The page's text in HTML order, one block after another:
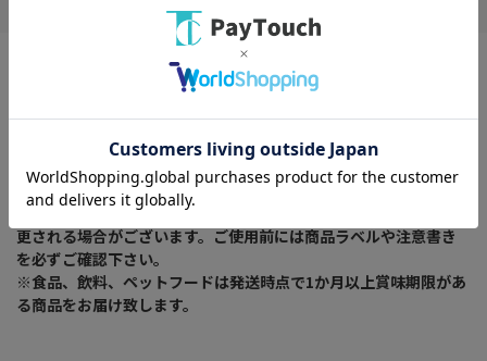
・長もち泡がパッ！キュッと実感！
・除菌・除渋・消臭・くすみ落とし・ウイルス除去も！
※商品リニューアルに伴い、予告なくパッケージが変更になる場
合がございます。新旧パッケージが入り混じってお届けとなる場合
や、メーカー指定のケース箱以外での発送の場合がございます。
※商品規格や仕様の変更により容量、原材料、成分表示などが変
更される場合がございます。ご使用前には商品ラベルや注意書き
を必ずご確認下さい。
※食品、飲料、ペットフードは発送時点で1か月以上賞味期限があ
る商品をお届け致します。